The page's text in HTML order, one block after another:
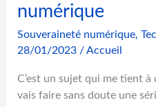
t
i
e
numérique
Souveraineté numérique,
28/01/2023 /Accueil
C’est un sujet qui me tient
vais faire sans doute une